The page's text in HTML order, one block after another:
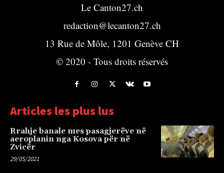
Le Canton27.ch
redaction@lecanton27.ch
13 Rue de Môle, 1201 Genève CH
© 2020 - Tous droits réservés
Articles les plus lus
Rrahje banale mes pasagjerëve në
aeroplanin nga Kosova për në
Zvicër
29/05/2021